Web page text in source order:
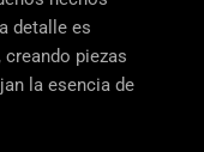
detalle es
piezas
la esencia de